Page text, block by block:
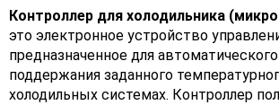
Контроллер для холодильника
это электронное устройство
предназначенное для
поддержания заданного
холодильных системах. Контроллер